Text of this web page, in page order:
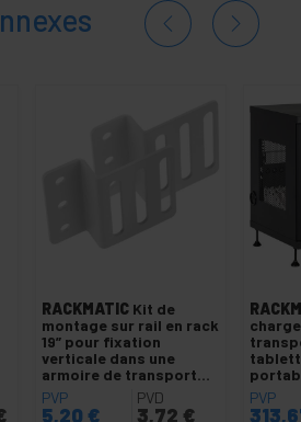
RACKMATIC Kit de
montage sur rail en rack
19” pour fixation
verticale dans une
armoire de transport
blanche
PVP
5,20 €
PVD
3,72 €
prises
PVP